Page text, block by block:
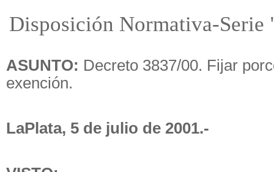
Disposición Normativa-Serie
ASUNTO: Decreto 3837/00. Fijar
exención.
LaPlata, 5 de julio de 2001.-